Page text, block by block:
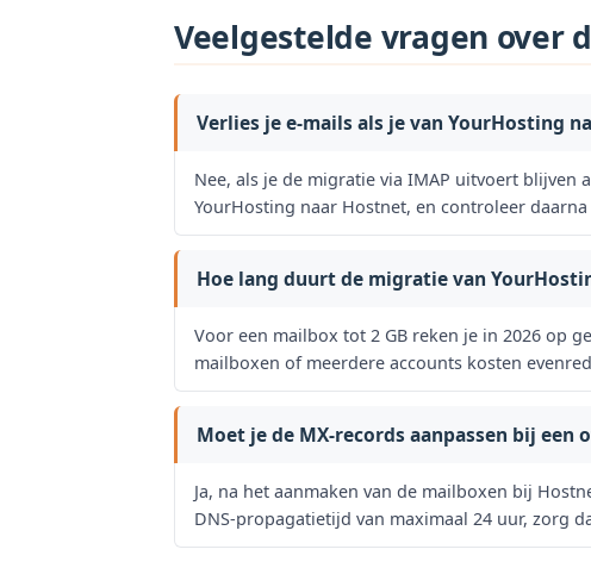
Veelgestelde vragen over
Verlies je e-mails als je van YourHosting
Nee, als je de migratie via IMAP uitvoert
YourHosting naar Hostnet, en controleer
Hoe lang duurt de migratie van
Voor een mailbox tot 2 GB reken je in 2026 op
mailboxen of meerdere accounts kosten
Moet je de MX-records aanpassen bij een
Ja, na het aanmaken van de mailboxen bij
DNS-propagatietijd van maximaal 24 uur, zorg